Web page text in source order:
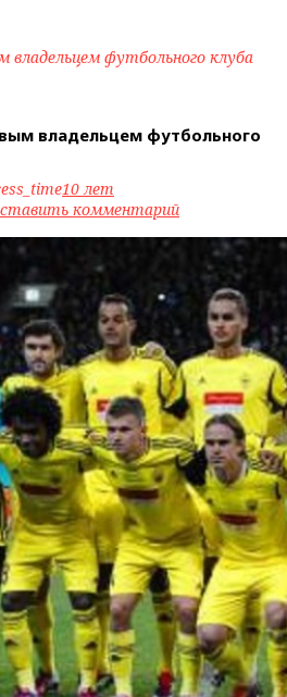
владельцем футбольного клуба
владельцем футбольного
10 лет
комментарий